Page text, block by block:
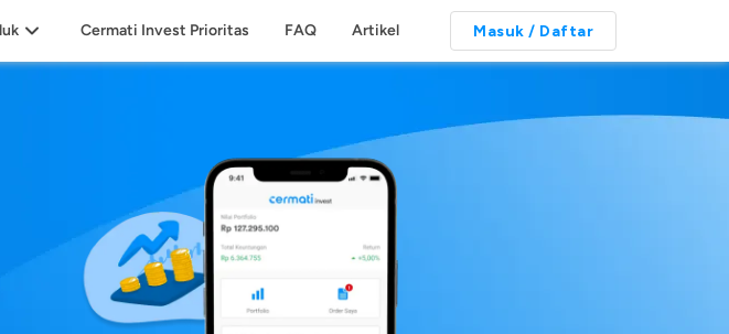
Cermati Invest Prioritas FAQ Artikel Masuk / Daftar